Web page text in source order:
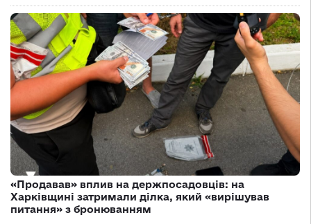
«Продавав» вплив на держпосадовців: на
Харківщині затримали ділка, який «вирішував
питання» з бронюванням